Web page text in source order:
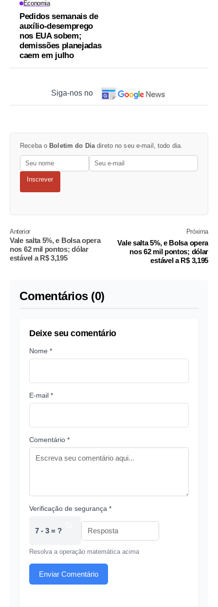
Economia
Pedidos semanais de
auxílio-desemprego
nos EUA sobem;
demissões planejadas
caem em julho
Siga-nos no
Receba o Boletim do Dia direto no seu e-mail, todo dia.
Inscrever
Anterior
Vale salta 5%, e Bolsa opera
nos 62 mil pontos; dólar
estável a R$ 3,195
Próxima
Vale salta 5%, e Bolsa opera
nos 62 mil pontos; dólar
estável a R$ 3,195
Comentários (0)
Deixe seu comentário
Nome *
E-mail *
Comentário *
Verificação de segurança *
7 - 3 = ?
Resolva a operação matemática acima
Enviar Comentário